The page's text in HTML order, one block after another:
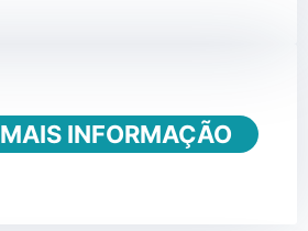
MAIS INFORMAÇÃO